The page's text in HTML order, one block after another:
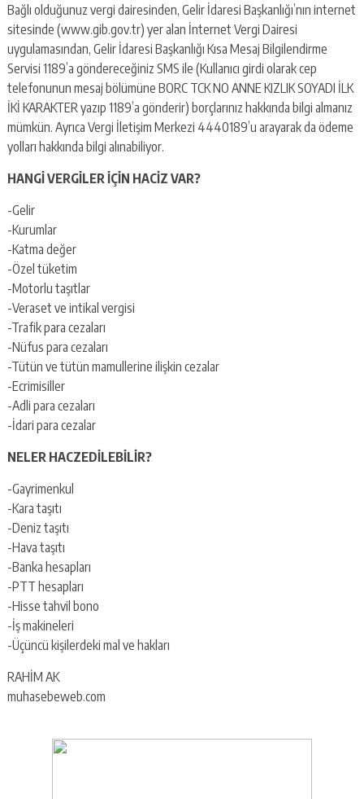
Bağlı olduğunuz vergi dairesinden, Gelir İdaresi Başkanlığı’nın internet
sitesinde (www.gib.gov.tr) yer alan İnternet Vergi Dairesi
uygulamasından, Gelir İdaresi Başkanlığı Kısa Mesaj Bilgilendirme
Servisi 1189’a göndereceğiniz SMS ile (Kullanıcı girdi olarak cep
telefonunun mesaj bölümüne BORC TCK NO ANNE KIZLIK SOYADI İLK
İKİ KARAKTER yazıp 1189’a gönderir) borçlarınız hakkında bilgi almanız
mümkün. Ayrıca Vergi İletişim Merkezi 4440189’u arayarak da ödeme
yolları hakkında bilgi alınabiliyor.
HANGİ VERGİLER İÇİN HACİZ VAR?
-Gelir
-Kurumlar
-Katma değer
-Özel tüketim
-Motorlu taşıtlar
-Veraset ve intikal vergisi
-Trafik para cezaları
-Nüfus para cezaları
-Tütün ve tütün mamullerine ilişkin cezalar
-Ecrimisiller
-Adli para cezaları
-İdari para cezalar
NELER HACZEDİLEBİLİR?
-Gayrimenkul
-Kara taşıtı
-Deniz taşıtı
-Hava taşıtı
-Banka hesapları
-PTT hesapları
-Hisse tahvil bono
-İş makineleri
-Üçüncü kişilerdeki mal ve hakları
RAHİM AK
muhasebeweb.com